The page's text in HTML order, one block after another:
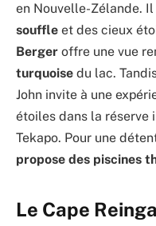
en Nouvelle-Zélande.
souffle et des cieux
Berger offre une vue
turquoise du lac.
John invite à une
étoiles dans la réserve
Tekapo. Pour une
propose des piscines
Le Cape Reinga